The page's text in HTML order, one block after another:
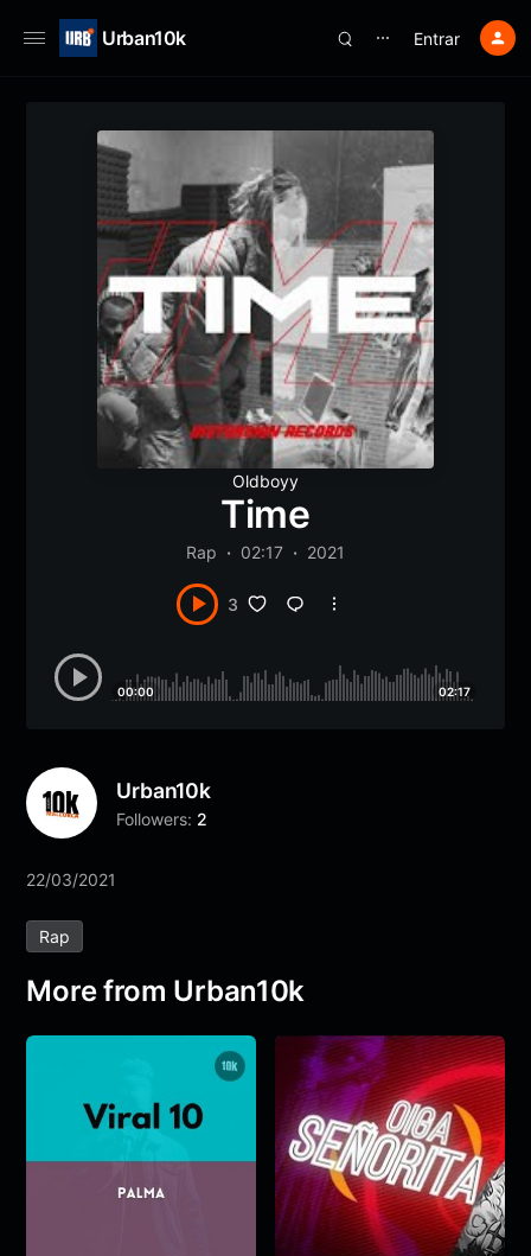
Urban10k ⋯ Entrar
Oldboyy
Time
Rap 02:17 2021
3
00:00 02:17
Urban10k
Followers: 2
22/03/2021
Rap
More from Urban10k